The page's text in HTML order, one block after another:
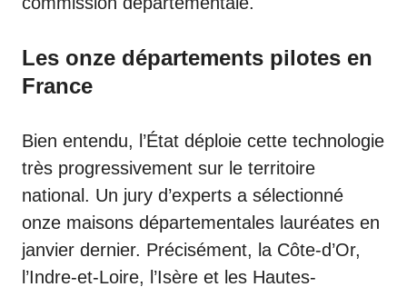
Les onze départements pilotes en
France
Bien entendu, l’État déploie cette technologie
très progressivement sur le territoire
national. Un jury d’experts a sélectionné
onze maisons départementales lauréates en
janvier dernier. Précisément, la Côte-d’Or,
l’Indre-et-Loire, l’Isère et les Hautes-